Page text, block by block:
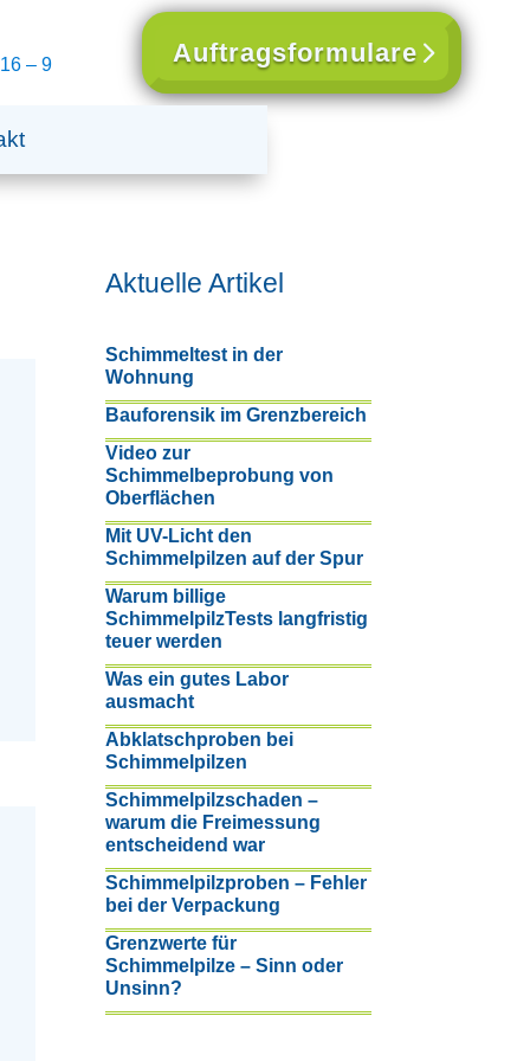
– 9 Auftragsformulare
Aktuelle Artikel
Schimmeltest in der
Wohnung
Bauforensik im Grenzbereich
Video zur
Schimmelbeprobung von
Oberflächen
Mit UV-Licht den
Schimmelpilzen auf der Spur
Warum billige
SchimmelpilzTests langfristig
teuer werden
Was ein gutes Labor
ausmacht
Abklatschproben bei
Schimmelpilzen
Schimmelpilzschaden –
warum die Freimessung
entscheidend war
Schimmelpilzproben – Fehler
bei der Verpackung
Grenzwerte für
Schimmelpilze – Sinn oder
Unsinn?